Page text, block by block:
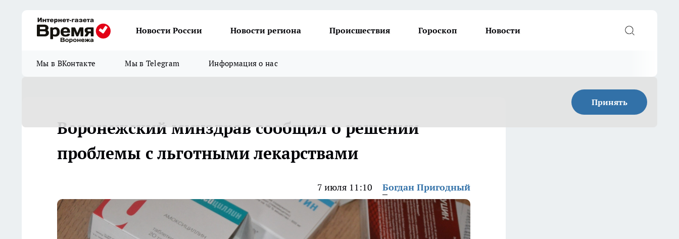
Новости России Новости региона Происшествия Гороскоп Новости
Мы в ВКонтакте Мы в Telegram Информация о нас
Принять
Воронежский минздрав сообщил о решении
проблемы с льготными лекарствами
7 июля 11:10 Богдан Пригодный